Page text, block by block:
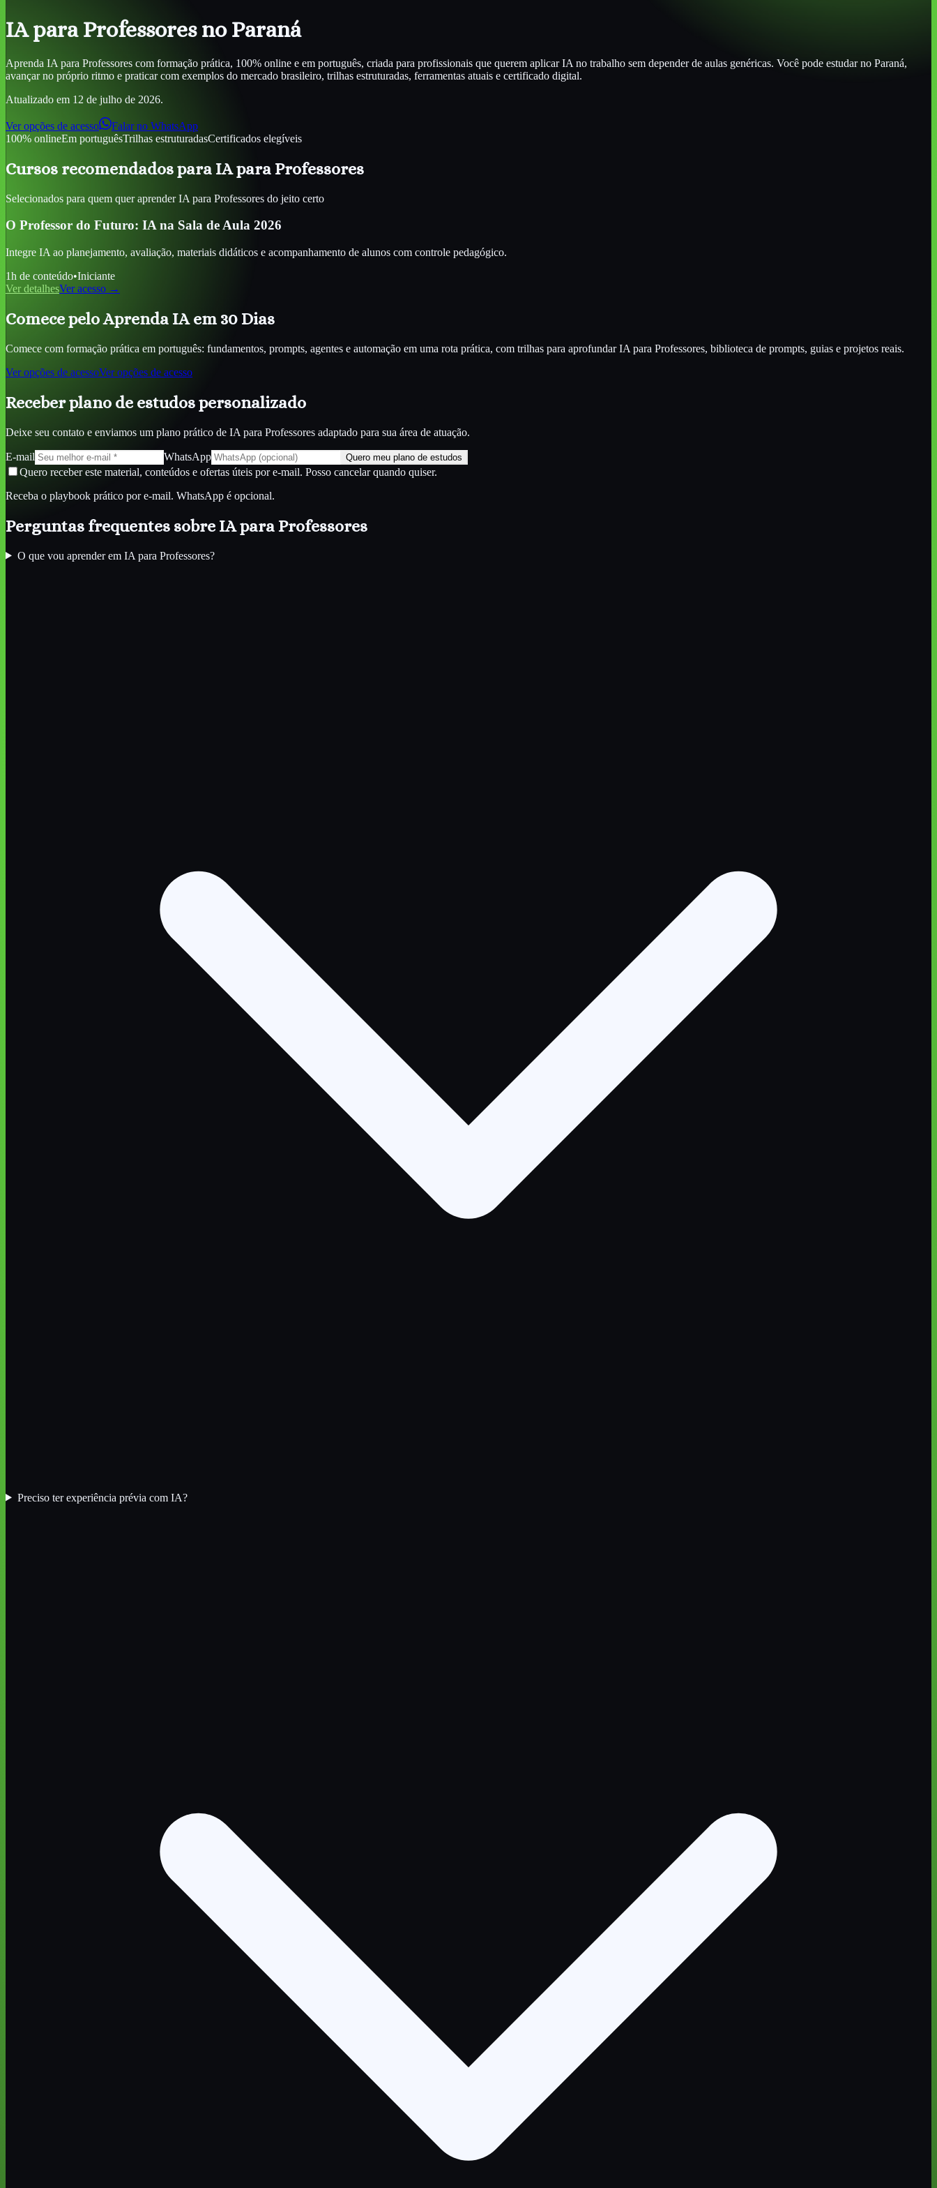
IA para Professores no Paraná
Aprenda IA para Professores com formação prática, 100% online e em português, criada para profissionais que querem aplicar IA no trabalho sem depender de aulas genéricas. Você pode estudarno Paraná,
avançar no próprio ritmo e praticar com exemplos do mercado brasileiro, trilhas estruturadas, ferramentas atuais e certificado digital.
Atualizado em 12 de julho de 2026.
Ver opções de acesso
Falar no WhatsApp
100% onlineEm portuguêsTrilhas estruturadasCertificados elegíveis
Cursos recomendados para IA para Professores
Selecionados para quem quer aprenderIA para Professores do jeito certo
O Professor do Futuro: IA na Sala de Aula 2026
Integre IA ao planejamento, avaliação, materiais didáticos e acompanhamento de alunos com controle pedagógico.
1h de conteúdo•Iniciante
Ver detalhesVer acesso →
Comece pelo Aprenda IA em 30 Dias
Comece com formação prática em português: fundamentos, prompts, agentes e automação em uma rota prática, com trilhas para aprofundarIA para Professores, biblioteca de prompts, guias e projetos reais.
Ver opções de acessoVer opções de acesso
Receber plano de estudos personalizado
Deixe seu contato e enviamos um plano prático de IA para Professores adaptado para sua área de atuação.
E-mail WhatsApp Quero meu plano de estudos
Quero receber este material, conteúdos e ofertas úteis por e-mail. Posso cancelar quando quiser.
Receba o playbook prático por e-mail. WhatsApp é opcional.
Perguntas frequentes sobre IA para Professores
O que vou aprender em IA para Professores?
Preciso ter experiência prévia com IA?